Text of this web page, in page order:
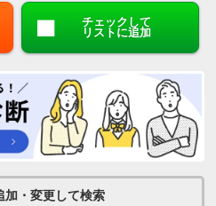
チェックして
リストに追加
加・変更して検索